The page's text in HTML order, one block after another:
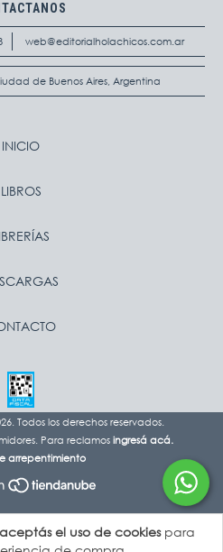
aceptás el uso de cookiespara
web@editorialholachicos.com.ar
de Buenos Aires, Argentina
INICIO
LIBROS
Todos los derechos reservados.
Para reclamosingresá acá.
arrepentimiento